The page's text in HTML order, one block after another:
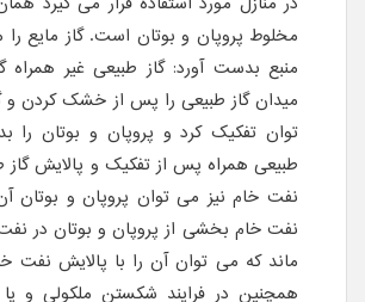
مخلوط پروپان و بوتان است. گاز مایع
منبع بدست آورد: گاز طبیعی غیر همراه
میدان گاز طبیعی را پس از خشک کردن و
توان تفکیک کرد و پروپان و بوتان را
طبیعی همراه پس از تفکیک و پالایش گاز
نفت خام نیز می توان پروپان و بوتان
نفت خام بخشی از پروپان و بوتان در
ماند که می توان آن را با پالایش نفت
همچنین در فرایند شکستن ملکولی و یا